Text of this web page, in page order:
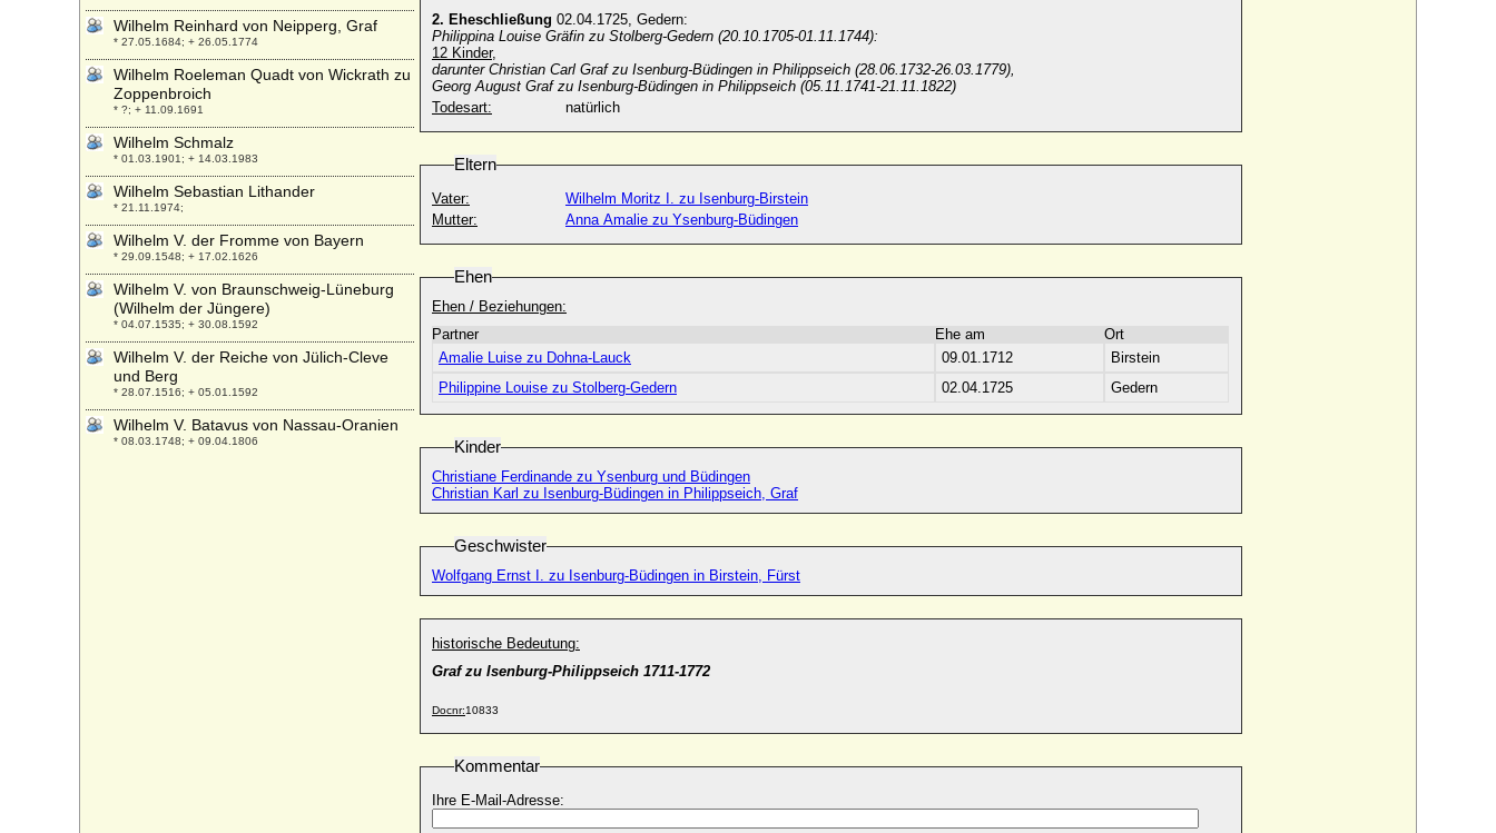
2. Eheschließung 02.04.1725, Gedern:
Philippina Louise Gräfin zu Stolberg-Gedern (20.10.1705-01.11.1744):
12 Kinder,
darunter Christian Carl Graf zu Isenburg-Büdingen in Philippseich (28.06.1732-26.03.1779),
Georg August Graf zu Isenburg-Büdingen in Philippseich (05.11.1741-21.11.1822)
Todesart:
natürlich
Eltern
Vater:
Wilhelm Moritz I. zu Isenburg-Birstein
Mutter:
Anna Amalie zu Ysenburg-Büdingen
Ehen
Ehen / Beziehungen:
Partner
Ehe am
Ort
Amalie Luise zu Dohna-Lauck
09.01.1712
Birstein
Philippine Louise zu Stolberg-Gedern
02.04.1725 Gedern
Kinder
Christiane Ferdinande zu Ysenburg und Büdingen
Christian Karl zu Isenburg-Büdingen in Philippseich, Graf
Geschwister
Wolfgang Ernst I. zu Isenburg-Büdingen in Birstein, Fürst
historische Bedeutung:
Graf zu Isenburg-Philippseich 1711-1772
Docnr:10833
Kommentar
Ihre E-Mail-Adresse:
Wilhelm Reinhard von Neipperg, Graf
* 27.05.1684; + 26.05.1774
Wilhelm Roeleman Quadt von Wickrath zu
Zoppenbroich
* ?; + 11.09.1691
Wilhelm Schmalz
* 01.03.1901; + 14.03.1983
Wilhelm Sebastian Lithander
* 21.11.1974;
Wilhelm V. der Fromme von Bayern
* 29.09.1548; + 17.02.1626
Wilhelm V. von Braunschweig-Lüneburg
(Wilhelm der Jüngere)
* 04.07.1535; + 30.08.1592
Wilhelm V. der Reiche von Jülich-Cleve
und Berg
* 28.07.1516; + 05.01.1592
Wilhelm V. Batavus von Nassau-Oranien
* 08.03.1748; + 09.04.1806